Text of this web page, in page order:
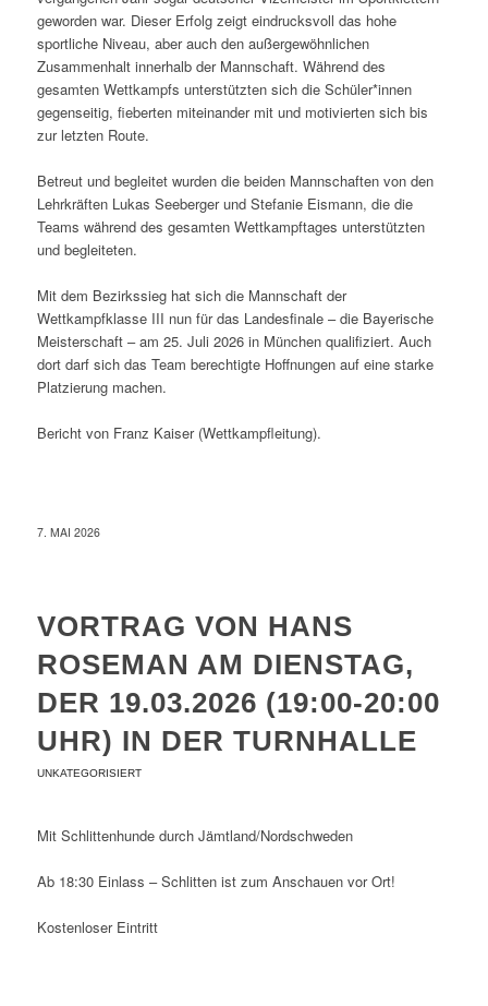
geworden war. Dieser Erfolg zeigt eindrucksvoll das hohe
sportliche Niveau, aber auch den außergewöhnlichen
Zusammenhalt innerhalb der Mannschaft. Während des
gesamten Wettkampfs unterstützten sich die Schüler*innen
gegenseitig, fieberten miteinander mit und motivierten sich bis
zur letzten Route.
Betreut und begleitet wurden die beiden Mannschaften von den
Lehrkräften Lukas Seeberger und Stefanie Eismann, die die
Teams während des gesamten Wettkampftages unterstützten
und begleiteten.
Mit dem Bezirkssieg hat sich die Mannschaft der
Wettkampfklasse III nun für das Landesfinale – die Bayerische
Meisterschaft – am 25. Juli 2026 in München qualifiziert. Auch
dort darf sich das Team berechtigte Hoffnungen auf eine starke
Platzierung machen.
Bericht von Franz Kaiser (Wettkampfleitung).
7. MAI 2026
VORTRAG VON HANS
ROSEMAN AM DIENSTAG,
DER 19.03.2026 (19:00-20:00
UHR) IN DER TURNHALLE
UNKATEGORISIERT
Mit Schlittenhunde durch Jämtland/Nordschweden
Ab 18:30 Einlass – Schlitten ist zum Anschauen vor Ort!
Kostenloser Eintritt